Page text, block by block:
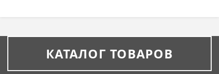
КАТАЛОГ ТОВАРОВ